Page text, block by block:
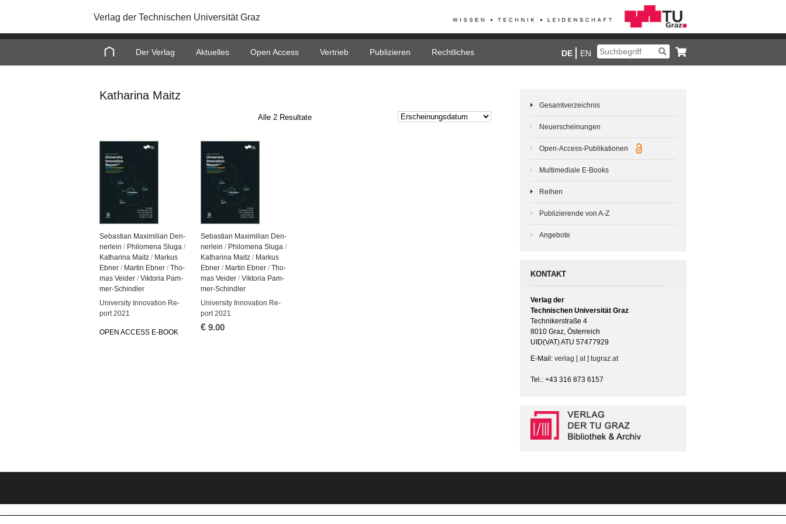
Verlag der Technischen Universität Graz
Home Der Verlag Aktuelles Open Access Vertrieb Publizieren Rechtliches DE EN
Katharina Maitz
Alle 2 Resultate
Se­bas­ti­an Ma­xi­mi­li­an Den­
ner­lein / Phi­lo­me­na Sluga /
Ka­tha­ri­na Maitz / Mar­kus
Ebner / Mar­tin Ebner / Tho­
mas Vei­der / Vik­to­ria Pam­
mer-Schind­ler
Uni­ver­si­ty In­no­va­ti­on Re­
port 2021
OPEN AC­CESS E-BOOK
Se­bas­ti­an Ma­xi­mi­li­an Den­
ner­lein / Phi­lo­me­na Sluga /
Ka­tha­ri­na Maitz/ Mar­kus
Ebner/ Mar­tin Ebner/ Tho­
mas Vei­der/ Vik­to­ria Pam­
mer-Schind­ler
Uni­ver­si­ty In­no­va­ti­on Re­
port 2021
€9.00
Gesamtverzeichnis
Neuerscheinungen
Open-Access-Publikationen
Multimediale E-Books
Reihen
Publizierende von A-Z
Angebote
KONTAKT
Verlag der
Technischen Universität Graz
Technikerstraße 4
8010 Graz, Österreich
UID(VAT) ATU 57477929
E-Mail: verlag [ at ] tugraz.at
Tel.: +43 316 873 6157